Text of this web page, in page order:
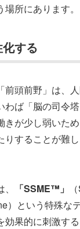
所にあります。
する
前頭前野」は、
わば「脳の司令
きが少し弱いた
りすることが難
「SSME™」
）という特殊な
効果的に刺激す